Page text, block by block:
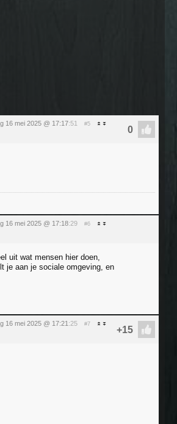
16 mei 2025 @ 17:17:51 #5
16 mei 2025 @ 17:18:29 #6
uit wat mensen hier doen,
je aan je sociale omgeving, en
16 mei 2025 @ 17:21 :25 #7